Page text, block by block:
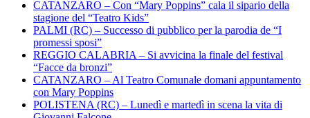
CATANZARO – Con “Mary Poppins” cala il sipario della
stagione del “Teatro Kids”
PALMI (RC) – Successo di pubblico per la parodia de “I
promessi sposi”
REGGIO CALABRIA – Si avvicina la finale del festival
“Facce da bronzi”
CATANZARO – Al Teatro Comunale domani appuntamento
con Mary Poppins
POLISTENA (RC) – Lunedì e martedì in scena la vita di